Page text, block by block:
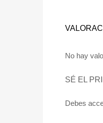
No hay
SÉ EL
Debes